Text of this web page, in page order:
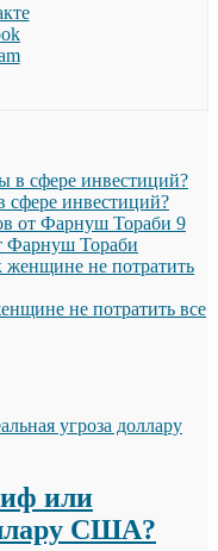
инвестиций?
9
Фарнуш Тораби
не потратить все
или
США?